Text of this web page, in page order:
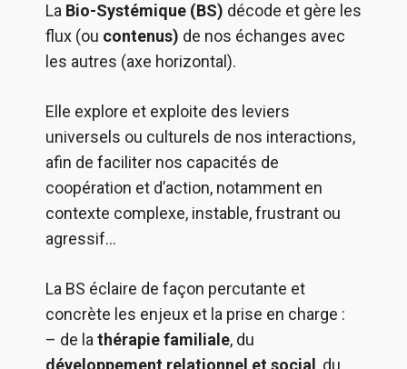
La Bio-Systémique (BS) décode et gère les
flux (ou contenus) de nos échanges avec
les autres (axe horizontal).
Elle explore et exploite des leviers
universels ou culturels de nos interactions,
afin de faciliter nos capacités de
coopération et d’action, notamment en
contexte complexe, instable, frustrant ou
agressif…
La BS éclaire de façon percutante et
concrète les enjeux et la prise en charge :
– de la thérapie familiale, du
développement relationnel et social
, du